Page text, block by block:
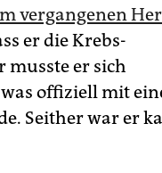
vergangenen
er die Krebs-
musste er sich
offiziell mit
Seither war er